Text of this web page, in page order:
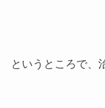
というところで、